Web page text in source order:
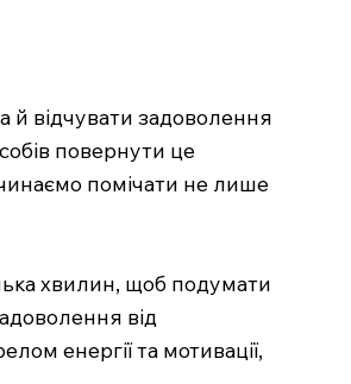
й відчувати задоволення
повернути це
помічати не лише
хвилин, щоб подумати
від
енергії та мотивації,